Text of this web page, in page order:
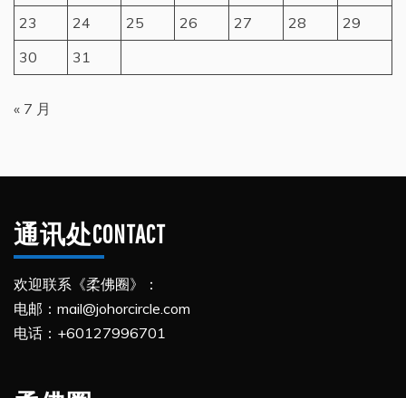
23
24 25 26 27 28
29
30
31
« 7 月
通讯处CONTACT
欢迎联系《柔佛圈》：
电邮：mail@johorcircle.com
电话：+60127996701